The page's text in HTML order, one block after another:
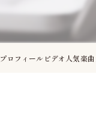
プロフィールビデオ人気楽